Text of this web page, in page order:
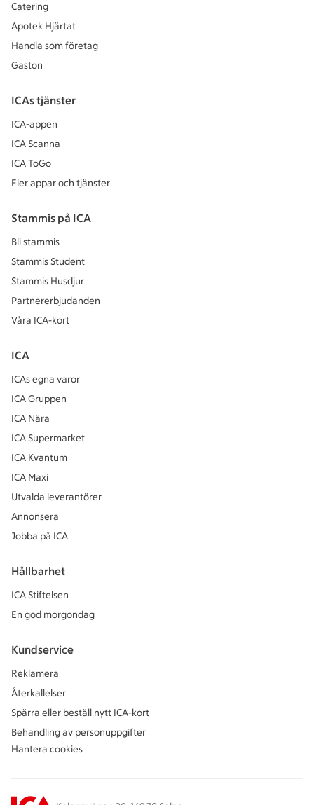
Catering
Apotek Hjärtat
Handla som företag
Gaston
ICAs tjänster
ICA-appen
ICA Scanna
ICA ToGo
Fler appar och tjänster
Stammis på ICA
Bli stammis
Stammis Student
Stammis Husdjur
Partnererbjudanden
Våra ICA-kort
ICA
ICAs egna varor
ICA Gruppen
ICA Nära
ICA Supermarket
ICA Kvantum
ICA Maxi
Utvalda leverantörer
Annonsera
Jobba på ICA
Hållbarhet
ICA Stiftelsen
En god morgondag
Kundservice
Reklamera
Återkallelser
Spärra eller beställ nytt ICA-kort
Behandling av personuppgifter
Hantera cookies